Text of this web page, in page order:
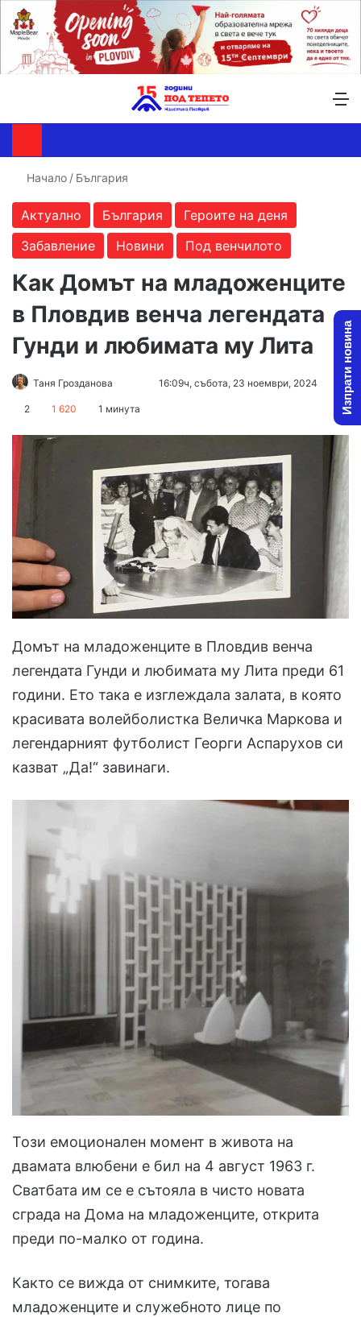
Начало / България
Актуално България
Героите на деня
Забавление
Новини Под венчилото
Как Домът на младоженците
в Пловдив венча легендата
Гунди и любимата му Лита
Таня Грозданова
Send16:09ч, събота, 23 ноември, 2024
2 1 620 1 минута
Домът на младоженците в Пловдив венча
легендата Гунди и любимата му Лита преди 61
години. Ето така е изглеждала залата, в която
красивата волейболистка Величка Маркова и
легендарният футболист Георги Аспарухов си
казват „Да!“ завинаги.
Този емоционален момент в живота на
двамата влюбени е бил на 4 август 1963 г.
Сватбата им се е сътояла в чисто новата
сграда на Дома на младоженците, открита
преди по-малко от година.
Както се вижда от снимките, тогава
младоженците и служебното лице по
Изпрати новина